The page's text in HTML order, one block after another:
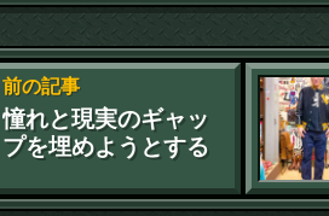
前の記事
憧れと現実のギャッ
プを埋めようとする
ある(笑)